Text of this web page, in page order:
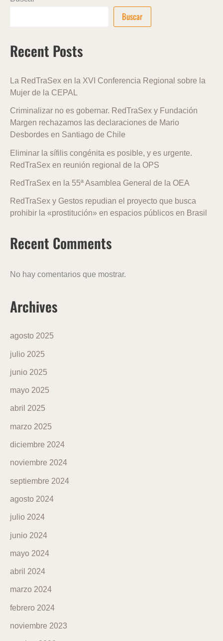
Buscar
Recent Posts
La RedTraSex en la XVI Conferencia Regional sobre la
Mujer de la CEPAL
Criminalizar no es gobernar. RedTraSex y Fundación
Margen rechazamos las declaraciones de Mario
Desbordes en Santiago de Chile
Eliminar la sífilis congénita es posible, y es urgente.
RedTraSex en reunión regional de la OPS
RedTraSex en la 55ª Asamblea General de la OEA
RedTraSex y Gestos repudian el proyecto que busca
prohibir la «prostitución» en espacios públicos en Brasil
Recent Comments
No hay comentarios que mostrar.
Archives
agosto 2025
julio 2025
junio 2025
mayo 2025
abril 2025
marzo 2025
diciembre 2024
noviembre 2024
septiembre 2024
agosto 2024
julio 2024
junio 2024
mayo 2024
abril 2024
marzo 2024
febrero 2024
noviembre 2023